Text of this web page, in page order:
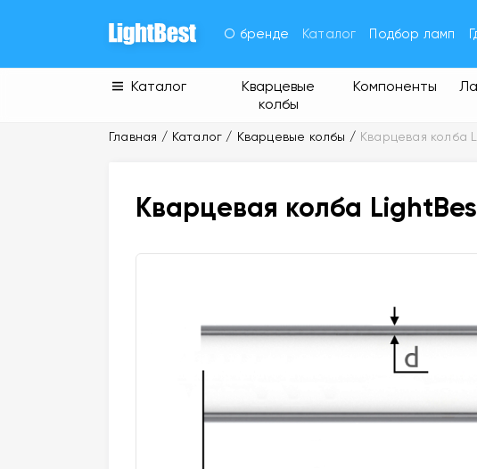
О бренде Каталог Подбор ламп
Каталог
Кварцевые
колбы
Компоненты
Главная Каталог Кварцевые колбы Кварцевая колба
Кварцевая колба